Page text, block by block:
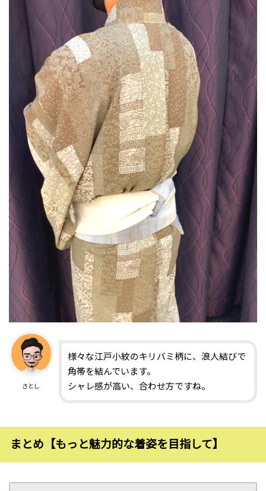
さとし
様々な江戸小紋のキリバミ柄に、浪人結びで
角帯を結んでいます。
シャレ感が高い、合わせ方ですね。
まとめ【もっと魅力的な着姿を目指して】